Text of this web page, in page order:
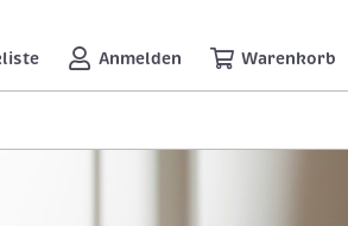
Anmelden Warenkorb